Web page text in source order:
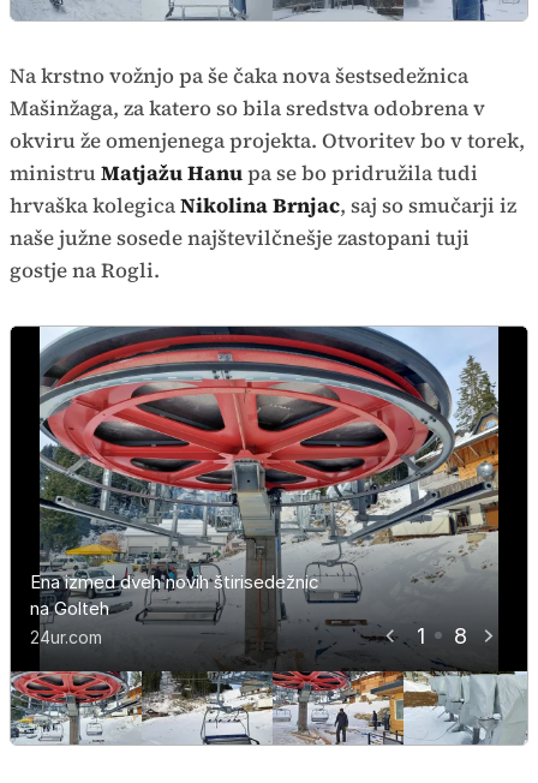
Na krstno vožnjo pa še čaka nova šestsedežnica
Mašinžaga, za katero so bila sredstva odobrena v
okviru že omenjenega projekta. Otvoritev bo v torek,
ministruMatjažu Hanupa se bo pridružila tudi
hrvaška kolegicaNikolina Brnjac, saj so smučarji iz
naše južne sosede najštevilčnešje zastopani tuji
gostje na Rogli.
1 8
Ena izmed dveh novih štirisedežnic
na Golteh
24ur.com
Ena izmed dveh novih štirisedežnic
na Golteh
24ur.com
Ena izmed dveh novih štirisedežnic
na Golteh
24ur.com
Ena izmed dveh novih štirisedežnic
na Golteh
24ur.com
Ena izmed dveh novih štirisedežnic
na Golteh
24ur.com
Ena izmed dveh novih štirisedežnic
na Golteh
24ur.com
Ena izmed dveh novih štirisedežnic
na Golteh
24ur.com
Ena izmed dveh novih štirisedežnic
na Golteh
24ur.com